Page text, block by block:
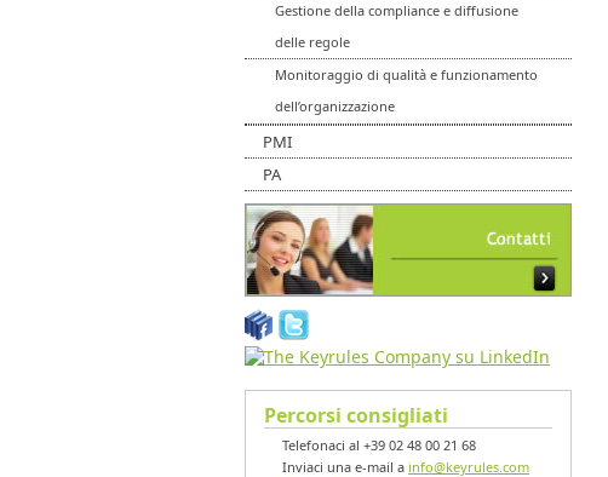
Gestione della compliance e diffusione
delle regole
Monitoraggio di qualità e funzionamento
dell’organizzazione
PMI
PA
Percorsi consigliati
Telefonaci al +39 02 48 00 21 68
Inviaci una e-mail a info@keyrules.com